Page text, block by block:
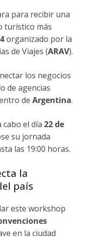
para recibir una
turístico más
organizado por la
de Viajes (ARAV).
los negocios
de agencias
de Argentina.
cabo el día 22 de
su jornada
las 19:00 horas.
la
país
este workshop
en la ciudad